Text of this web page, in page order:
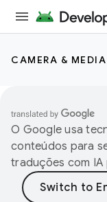
CAMERA &
O Google usa
conteúdos para
traduções com